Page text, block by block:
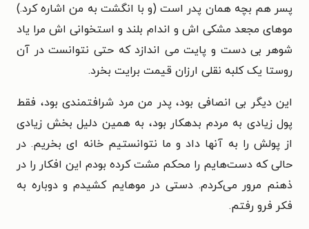
پسر هم بچه همان پدر است (و با انگشت به من اشاره کرد.)
موهای مجعد مشکی اش و اندام بلند و استخوانی اش مرا یاد
شوهر بی دست و پایت می اندازد که حتی نتوانست در آن
روستا یک کلبه نقلی ارزان قیمت برایت بخرد.
این دیگر بی انصافی بود، پدر من مرد شرافتمندی بود، فقط
پول زیادی به مردم بدهکار بود، به همین دلیل بخش زیادی
از پولش را به آنها داد و ما نتوانستیم خانه ای بخریم. در
حالی که دست‌هایم را محکم مشت کرده بودم این افکار را در
ذهنم مرور می‌کردم. دستی در موهایم کشیدم و دوباره به
فکر فرو رفتم.